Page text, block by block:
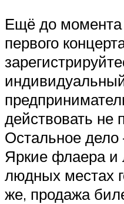
Ещё до момента
первого
действовать не
Остальное дело
Яркие флаера
людных местах
же, продажа